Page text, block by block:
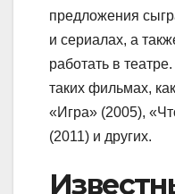
предложения
и сериалах, а
работать в
таких фильмах,
«Игра» (2005),
(2011) и других.